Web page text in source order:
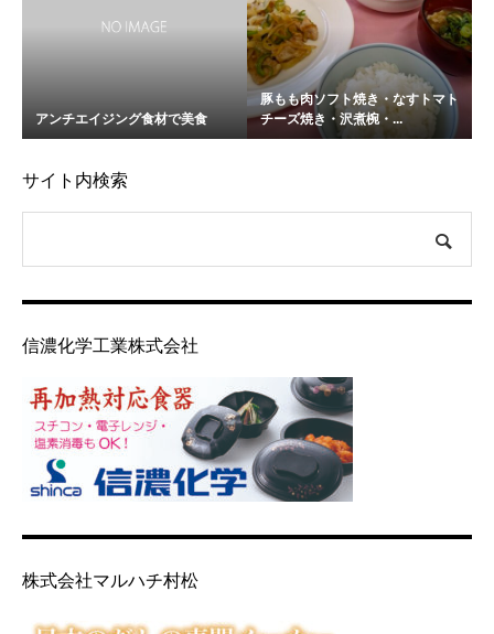
アンチエイジング食材で美食
豚もも肉ソフト焼き・なすトマト
チーズ焼き・沢煮椀・...
サイト内検索
信濃化学工業株式会社
株式会社マルハチ村松